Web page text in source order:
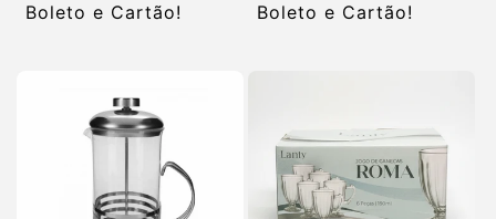
Boleto e Cartão!
Boleto e Cartão!